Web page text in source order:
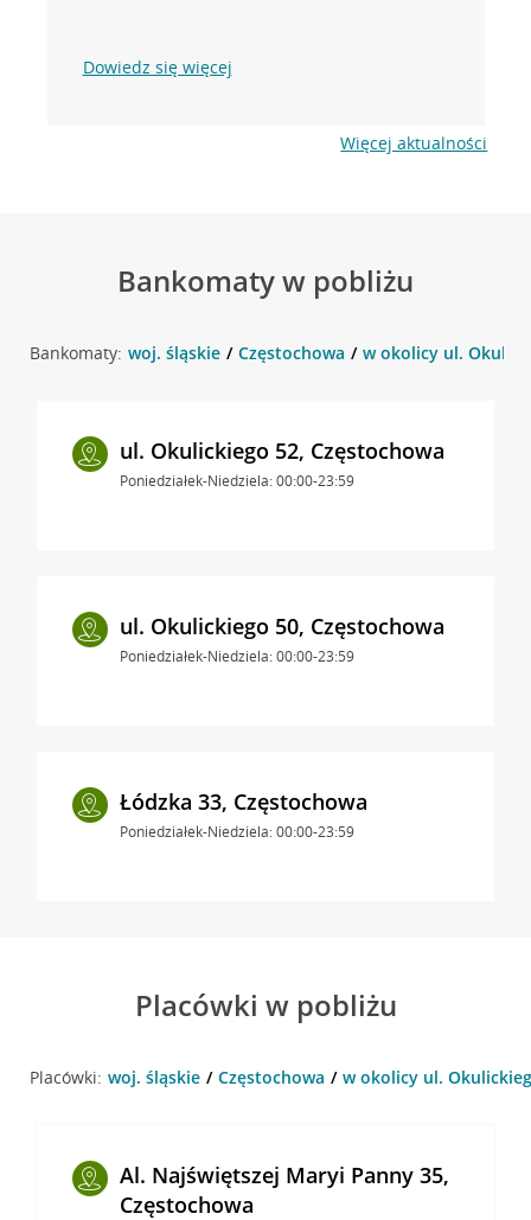
Dowiedz się więcej
Więcej aktualności
Bankomaty w pobliżu
Bankomaty: woj. śląskie Częstochowa w okolicy ul.
ul. Okulickiego 52, Częstochowa
Poniedziałek-Niedziela: 00:00-23:59
ul. Okulickiego 50, Częstochowa
Poniedziałek-Niedziela: 00:00-23:59
Łódzka 33, Częstochowa
Poniedziałek-Niedziela: 00:00-23:59
Placówki w pobliżu
Placówki: woj. śląskie Częstochowa w okolicy ul.
Al. Najświętszej Maryi Panny 35,
Częstochowa